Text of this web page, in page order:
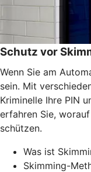
Schutz vor
Wenn Sie am
sein. Mit
Kriminelle Ihre PIN
erfahren Sie,
schützen.
Was ist
Skimming-